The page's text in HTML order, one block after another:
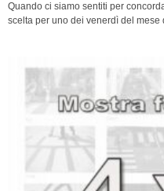
Quando ci siamo sentiti per
scelta per uno dei venerdì del mese